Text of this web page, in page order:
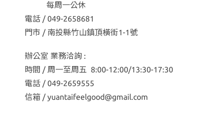
每周一公休
電話 / 049-2658681
門市 / 南投縣竹山鎮頂橫街1-1號
辦公室 業務洽詢 :
時間 / 周一至周五 8:00-12:00/13:30-17:30
電話 / 049-2659555
信箱 / yuantaifeelgood@gmail.com